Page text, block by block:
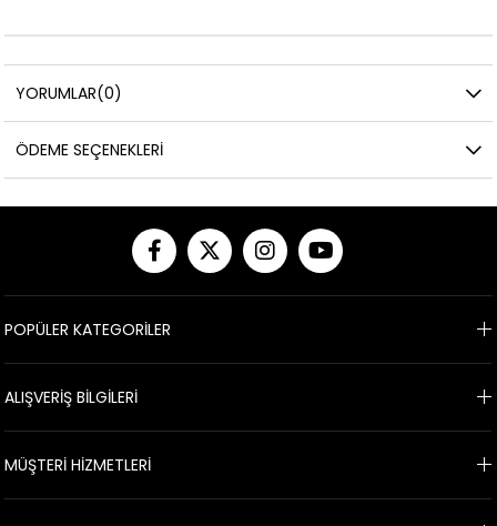
YORUMLAR(0)
ÖDEME SEÇENEKLERI
POPÜLER KATEGORİLER
ALIŞVERİŞ BİLGİLERİ
MÜŞTERİ HİZMETLERİ